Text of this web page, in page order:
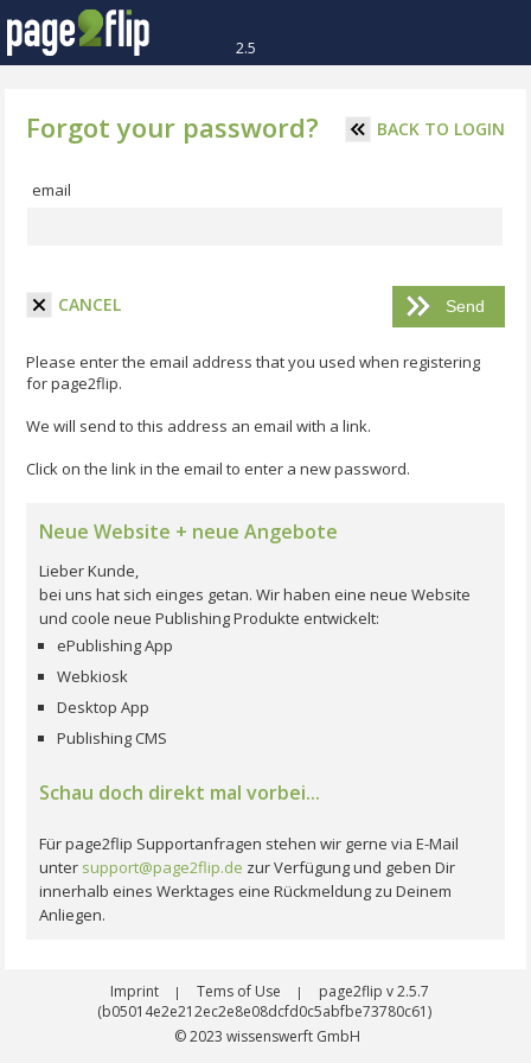
2.5
Forgot your password? BACK TO LOGIN
email
CANCEL
Please enter the email address that you used when registering
for page2flip.
We will send to this address an email with a link.
Click on the link in the email to enter a new password.
Neue Website + neue Angebote
Lieber Kunde,
bei uns hat sich einges getan. Wir haben eine neue Website
und coole neue Publishing Produkte entwickelt:
ePublishing App
Webkiosk
Desktop App
Publishing CMS
Schau doch direkt mal vorbei...
Für page2flip Supportanfragen stehen wir gerne via E-Mail
unter support@page2flip.de zur Verfügung und geben Dir
innerhalb eines Werktages eine Rückmeldung zu Deinem
Anliegen.
Imprint | Tems of Use |
page2flip v 2.5.7
(b05014e2e212ec2e8e08dcfd0c5abfbe73780c61)
© 2023 wissenswerft GmbH